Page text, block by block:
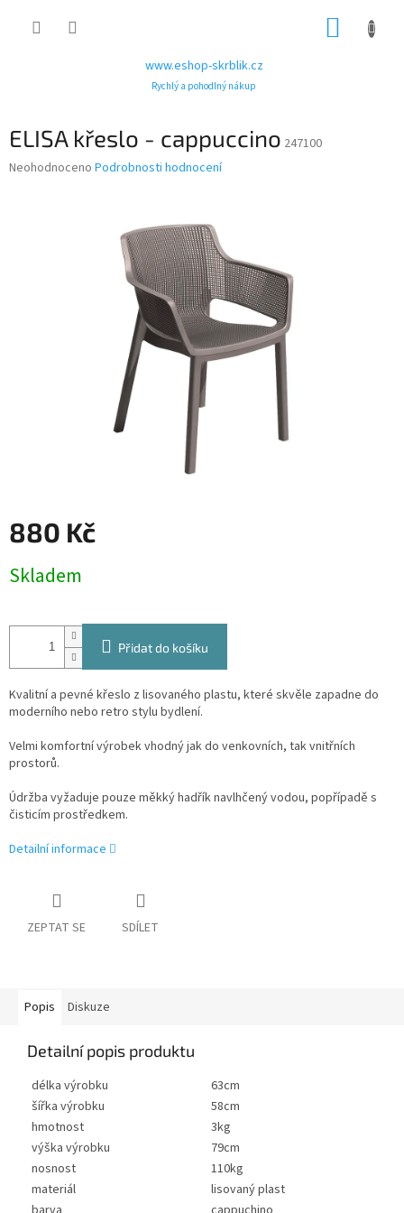
www.eshop-skrblik.cz
Rychlý a pohodlný nákup
ELISA křeslo - cappuccino 247100
Průměrné
Neohodnoceno Podrobnosti hodnocení
880 Kč
cena:
Skladem
Přidat do košíku
Kvalitní a pevné křeslo z lisovaného plastu, které skvěle zapadne do
moderního nebo retro stylu bydlení.
Velmi komfortní výrobek vhodný jak do venkovních, tak vnitřních
prostorů.
Údržba vyžaduje pouze měkký hadřík navlhčený vodou, popřípadě s
čisticím prostředkem.
Detailní informace
ZEPTAT SE SDÍLET
Popis Diskuze
Detailní popis produktu
délka výrobku
63cm
šířka výrobku
58cm
hmotnost
3kg
výška výrobku
79cm
nosnost
110kg
materiál
lisovaný plast